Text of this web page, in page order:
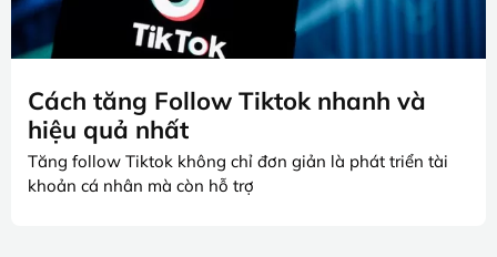
Cách tăng Follow Tiktok nhanh và
hiệu quả nhất
Tăng follow Tiktok không chỉ đơn giản là phát triển tài
khoản cá nhân mà còn hỗ trợ